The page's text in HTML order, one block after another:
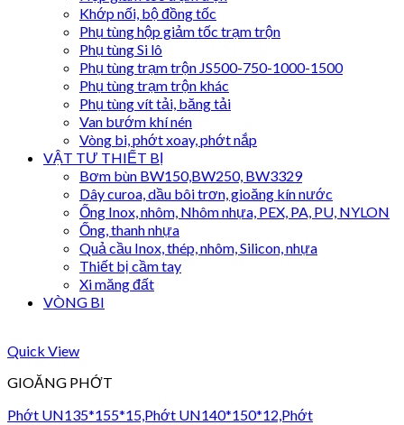
Khớp nối, bộ đồng tốc
Phụ tùng hộp giảm tốc trạm trộn
Phụ tùng Si lô
Phụ tùng trạm trộn JS500-750-1000-1500
Phụ tùng trạm trộn khác
Phụ tùng vít tải, băng tải
Van bướm khí nén
Vòng bi, phớt xoay, phớt nắp
VẬT TƯ THIẾT BỊ
Bơm bùn BW150,BW250, BW3329
Dây curoa, dầu bôi trơn, gioăng kín nước
Ống Inox, nhôm, Nhôm nhựa, PEX, PA, PU, NYLON
Ống, thanh nhựa
Quả cầu Inox, thép, nhôm, Silicon, nhựa
Thiết bị cầm tay
Xi măng đất
VÒNG BI
Quick View
GIOĂNG PHỚT
Phớt UN135*155*15,Phớt UN140*150*12,Phớt